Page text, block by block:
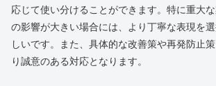
応じて使い分けることができます。特に重大
の影響が大きい場合には、より丁寧な表現を
しいです。また、具体的な改善策や再発防止
り誠意のある対応となります。